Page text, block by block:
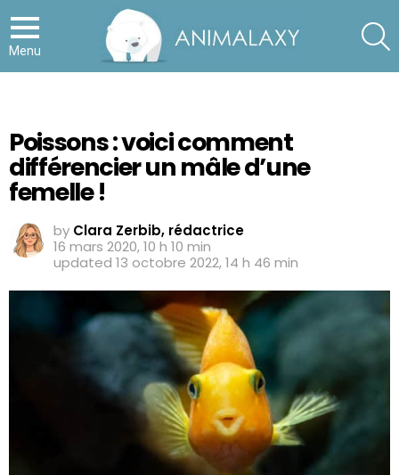
Menu
Poissons : voici comment
différencier un mâle d’une
femelle !
by Clara Zerbib, rédactrice
16 mars 2020, 10 h 10 min
updated 13 octobre 2022, 14 h 46 min